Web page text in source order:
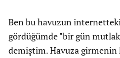
Ben bu havuzun
gördüğümde "bir gün
demiştim. Havuza girmenin